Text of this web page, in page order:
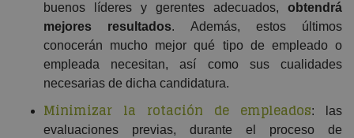
buenos líderes y gerentes adecuados, obtendrá
mejores resultados. Además, estos últimos
conocerán mucho mejor qué tipo de empleado o
empleada necesitan, así como sus cualidades
necesarias de dicha candidatura.
Minimizar la rotación de empleados: las
evaluaciones previas, durante el proceso de